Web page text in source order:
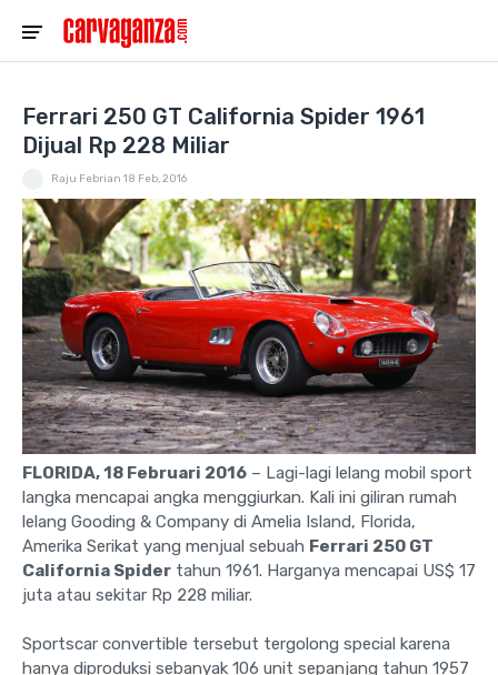
Ferrari 250 GT California Spider 1961
Dijual Rp 228 Miliar
Raju Febrian 18 Feb, 2016
FLORIDA, 18 Februari 2016 – Lagi-lagi lelang mobil sport
langka mencapai angka menggiurkan. Kali ini giliran rumah
lelang Gooding & Company di Amelia Island, Florida,
Amerika Serikat yang menjual sebuah Ferrari 250 GT
California Spider tahun 1961. Harganya mencapai US$ 17
juta atau sekitar Rp 228 miliar.
Sportscar convertible tersebut tergolong special karena
hanya diproduksi sebanyak 106 unit sepanjang tahun 1957